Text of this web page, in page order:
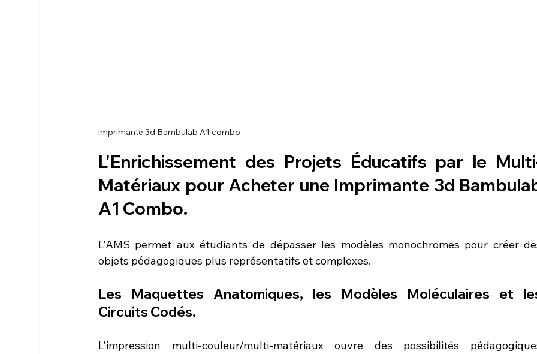
imprimante 3d Bambulab A1 combo
L'Enrichissement des Projets Éducatifs par le
Matériaux pour Acheter une Imprimante 3d
A1 Combo.
L'AMS permet aux étudiants de dépasser les modèles monochromes pour créer
objets pédagogiques plus représentatifs et complexes.
Les Maquettes Anatomiques, les Modèles Moléculaires et
Circuits Codés.
L'impression multi-couleur/multi-matériaux ouvre des possibilités